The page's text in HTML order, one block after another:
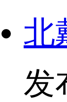
北
发